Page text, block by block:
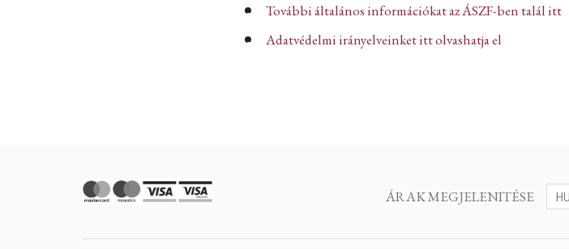
További általános információkat az ÁSZF-ben talál itt
Adatvédelmi irányelveinket itt olvashatja el
ÁRAK MEGJELENITÉSE